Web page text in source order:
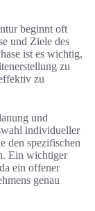
beginnt oft
und Ziele des
ist es wichtig,
zu
zu
und
individueller
den spezifischen
Ein wichtiger
ein offener
genau